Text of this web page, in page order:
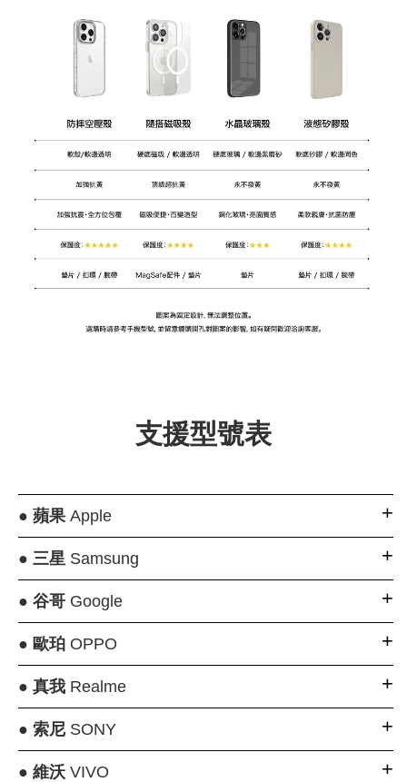
支援型號表
● 蘋果Apple
● 三星Samsung
● 谷哥Google
● 歐珀OPPO
● 真我Realme
● 索尼SONY
● 維沃VIVO